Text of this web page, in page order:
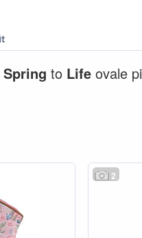
Spring to Lifeovale
2